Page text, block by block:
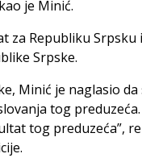
je Minić.
za Republiku Srpsku
Srpske.
Minić je naglasio da
tog preduzeća.
tog preduzeća”,